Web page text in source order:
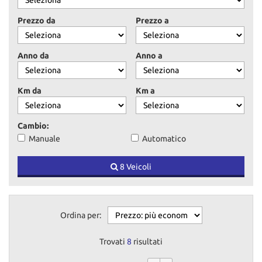
Prezzo da Prezzo a
Anno da Anno a
Km da Km a
Cambio:
Manuale
Automatico
8 Veicoli
Ordina per:
Trovati 8 risultati
tracciamento
che
adottiamo
per
offrire
le
funzionalità
e
svolgere
attività
di
seguito
descritte.
ottenere